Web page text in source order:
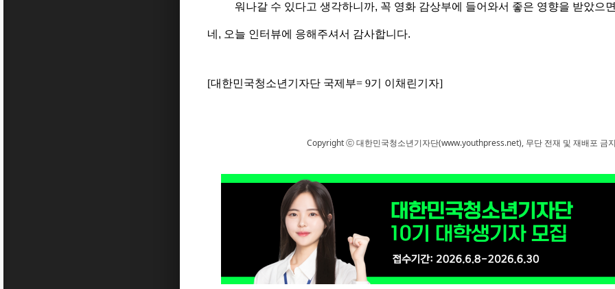
워나갈 수 있다고 생각하니까, 꼭 영화 감상부에 들어와서 좋은 영향을 받았으
네 , 오늘 인터뷰에 응해주셔서 감사합니다.
[대한민국청소년기자단 국제부= 9기 이채린기자]
Copyright ⓒ 대한민국청소년기자단(www.youthpress.net), 무단 전재 및 재배포 금